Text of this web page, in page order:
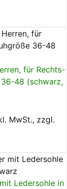
für Rechts-
36-48 (schwarz,
MwSt., zzgl.
Ledersohle in